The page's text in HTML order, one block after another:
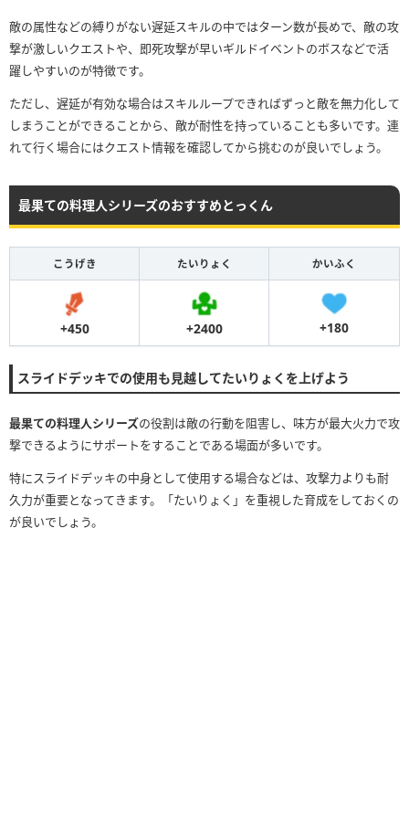
敵の属性などの縛りがない遅延スキルの中ではターン数が長めで、敵の攻
撃が激しいクエストや、即死攻撃が早いギルドイベントのボスなどで活
躍しやすいのが特徴です。
ただし、遅延が有効な場合はスキルループできればずっと敵を無力化して
しまうことができることから、敵が耐性を持っていることも多いです。連
れて行く場合にはクエスト情報を確認してから挑むのが良いでしょう。
最果ての料理人シリーズのおすすめとっくん
こうげき たいりょく かいふく
+450 +2400 +180
スライドデッキでの使用も見越してたいりょくを上げよう
最果ての料理人シリーズの役割は敵の行動を阻害し、味方が最大火力で攻
撃できるようにサポートをすることである場面が多いです。
特にスライドデッキの中身として使用する場合などは、攻撃力よりも耐
久力が重要となってきます。「たいりょく」を重視した育成をしておくの
が良いでしょう。